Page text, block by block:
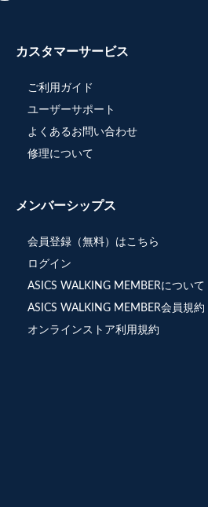
カスタマーサービス
ご利用ガイド
ユーザーサポート
よくあるお問い合わせ
修理について
メンバーシップス
会員登録（無料）はこちら
ログイン
ASICS WALKING MEMBERについて
ASICS WALKING MEMBER会員規約
オンラインストア利用規約